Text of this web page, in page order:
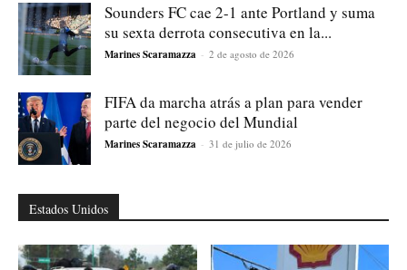
Sounders FC cae 2-1 ante Portland y suma
su sexta derrota consecutiva en la...
Marines Scaramazza - 2 de agosto de 2026
FIFA da marcha atrás a plan para vender
parte del negocio del Mundial
Marines Scaramazza - 31 de julio de 2026
Estados Unidos